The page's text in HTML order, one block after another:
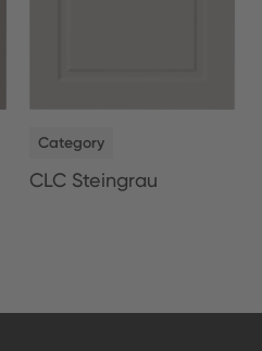
Category
CLC Steingrau